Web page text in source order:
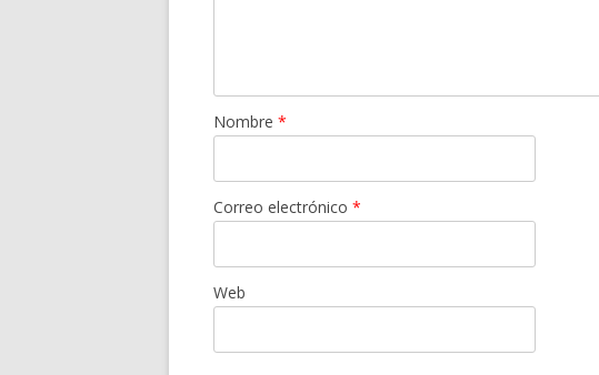
Nombre *
Correo electrónico *
Web